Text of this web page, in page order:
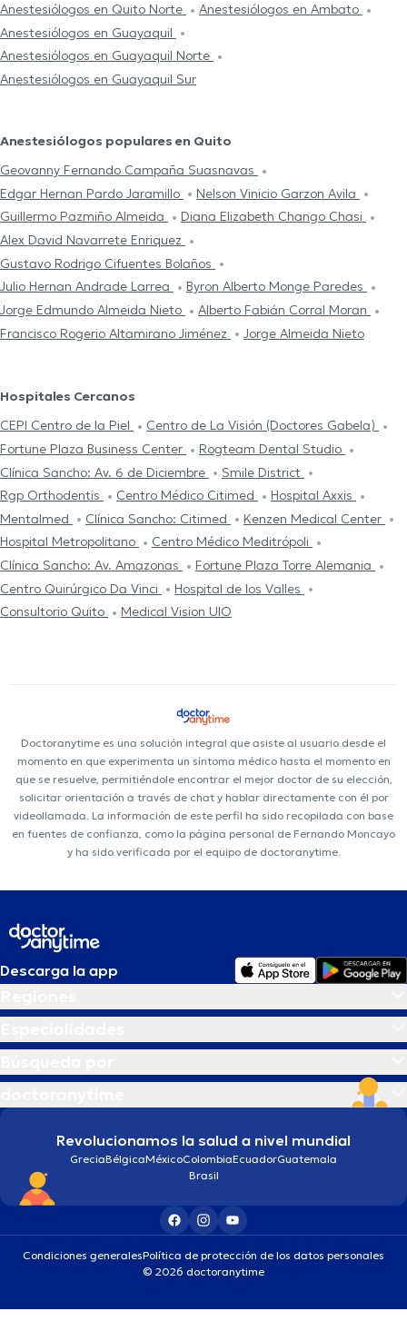
Anestesiólogos en Quito Norte
Anestesiólogos en Ambato
Anestesiólogos en Guayaquil
Anestesiólogos en Guayaquil Norte
Anestesiólogos en Guayaquil Sur
Anestesiólogos populares en Quito
Geovanny Fernando Campaña Suasnavas
Edgar Hernan Pardo Jaramillo
Nelson Vinicio Garzon Avila
Guillermo Pazmiño Almeida
Diana Elizabeth Chango Chasi
Alex David Navarrete Enriquez
Gustavo Rodrigo Cifuentes Bolaños
Julio Hernan Andrade Larrea
Byron Alberto Monge Paredes
Jorge Edmundo Almeida Nieto
Alberto Fabián Corral Moran
Francisco Rogerio Altamirano Jiménez
Jorge Almeida Nieto
Hospitales Cercanos
CEPI Centro de la Piel
Centro de La Visión (Doctores Gabela)
Fortune Plaza Business Center
Rogteam Dental Studio
Clínica Sancho: Av. 6 de Diciembre
Smile District
Rgp Orthodentis
Centro Médico Citimed
Hospital Axxis
Mentalmed
Clínica Sancho: Citimed
Kenzen Medical Center
Hospital Metropolitano
Centro Médico Meditrópoli
Clínica Sancho: Av. Amazonas
Fortune Plaza Torre Alemania
Centro Quirúrgico Da Vinci
Hospital de los Valles
Consultorio Quito
Medical Vision UIO
Doctoranytime es una solución integral que asiste al usuario desde el
momento en que experimenta un síntoma médico hasta el momento en
que se resuelve, permitiéndole encontrar el mejor doctor de su elección,
solicitar orientación a través de chat y hablar directamente con él por
videollamada. La información de este perfil ha sido recopilada con base
en fuentes de confianza, como la página personal de Fernando Moncayo
y ha sido verificada por el equipo de doctoranytime.
Descarga la app
Revolucionamos la salud a nivel mundial
GreciaBélgicaMéxicoColombiaEcuadorGuatemala
Brasil
Condiciones generalesPolítica de protección de los datos personales
© 2026 doctoranytime